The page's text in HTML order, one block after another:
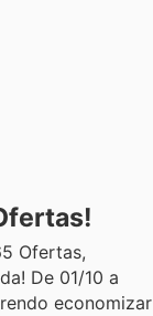
Ofertas,
De 01/10 a
economizar